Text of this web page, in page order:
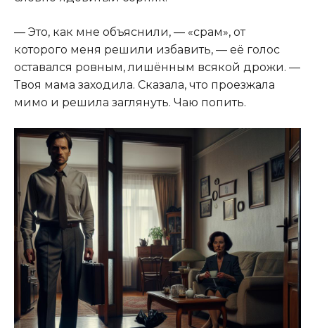
— Это, как мне объяснили, — «срам», от
которого меня решили избавить, — её голос
оставался ровным, лишённым всякой дрожи. —
Твоя мама заходила. Сказала, что проезжала
мимо и решила заглянуть. Чаю попить.